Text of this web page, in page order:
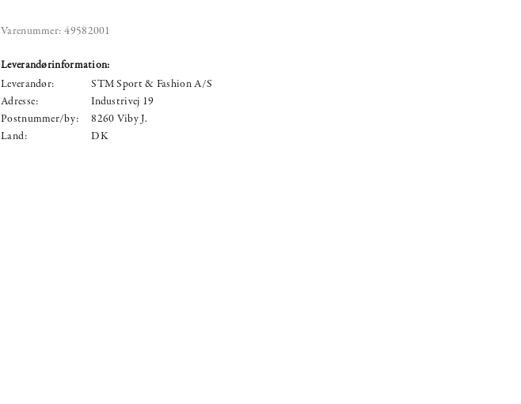
Varenummer: 49582001
Leverandørinformation:
Leverandør:
STM Sport & Fashion A/S
Adresse:
Industrivej 19
Postnummer/by:
8260 Viby J.
Land:
DK